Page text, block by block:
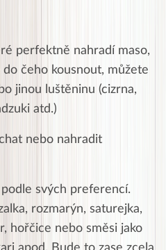
perfektně nahradí maso,
čeho kousnout, můžete
jinou luštěninu (cizrna,
atd.)
nebo nahradit
svých preferencí.
rozmarýn, saturejka,
hořčice nebo směsi jako